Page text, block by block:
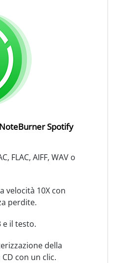
Spotify
FLAC, AIFF, WAV o
velocità 10X con
perdite.
e il testo.
della
con un clic.